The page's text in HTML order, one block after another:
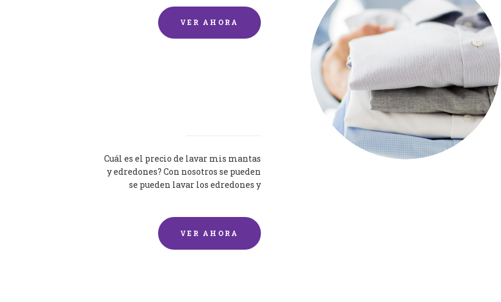
VER AHORA
Cuál es el precio de lavar mis mantas
y edredones? Con nosotros se pueden
se pueden lavar los edredones y
VER AHORA